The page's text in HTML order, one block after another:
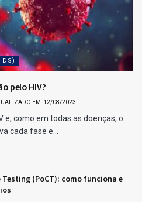
pelo HIV?
EM: 12/08/2023
e, como em todas as doenças, o
cada fase e...
(PoCT): como funciona e